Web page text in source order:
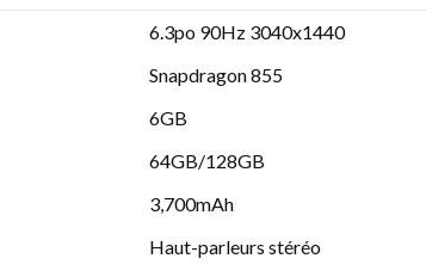
6.3po 90Hz 3040x1440
Snapdragon 855
6GB
64GB/128GB
3,700mAh
Haut-parleurs stéréo